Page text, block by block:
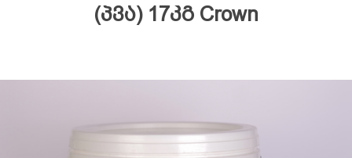
(პვა) 17კგ Crown